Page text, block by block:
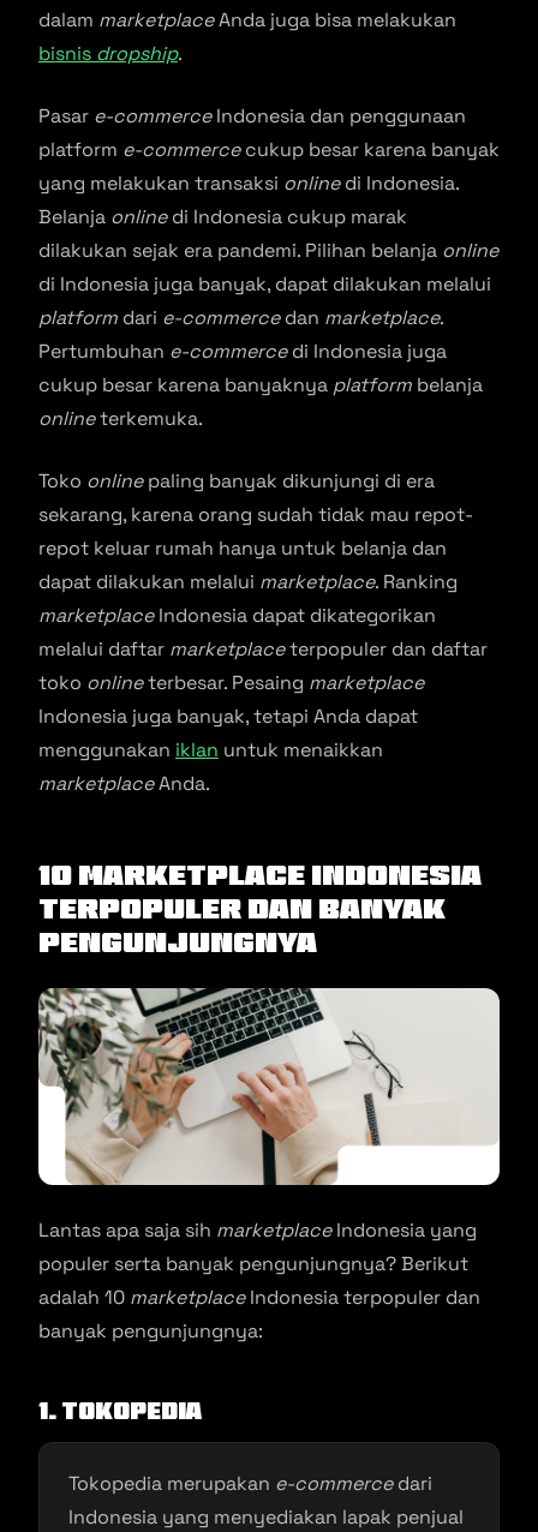
dalam marketplaceAnda juga bisa melakukan
bisnis dropship.
Pasar e-commerceIndonesia dan penggunaan
platform e-commercecukup besar karena banyak
yang melakukan transaksi onlinedi Indonesia.
Belanja onlinedi Indonesia cukup marak
dilakukan sejak era pandemi. Pilihan belanja online
di Indonesia juga banyak, dapat dilakukan melalui
platform dari e-commercedan marketplace.
Pertumbuhan e-commercedi Indonesia juga
cukup besar karena banyaknya platform belanja
onlineterkemuka.
Toko onlinepaling banyak dikunjungi di era
sekarang, karena orang sudah tidak mau repot-
repot keluar rumah hanya untuk belanja dan
dapat dilakukan melalui marketplace. Ranking
marketplaceIndonesia dapat dikategorikan
melalui daftar marketplaceterpopuler dan daftar
toko onlineterbesar. Pesaing marketplace
Indonesia juga banyak, tetapi Anda dapat
menggunakan iklan untuk menaikkan
marketplaceAnda.
10 Marketplace Indonesia
Terpopuler dan Banyak
Pengunjungnya
Lantas apa saja sih marketplaceIndonesia yang
populer serta banyak pengunjungnya? Berikut
adalah 10 marketplaceIndonesia terpopuler dan
banyak pengunjungnya:
1. Tokopedia
Tokopedia merupakan e-commercedari
Indonesia yang menyediakan lapak penjual